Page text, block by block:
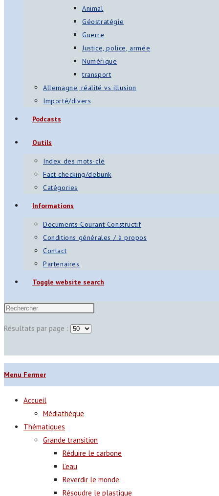
Animal
Géostratégie
Guerre
Justice, police, armée
Numérique
transport
Allemagne, réalité vs illusion
Importé/divers
Podcasts
Outils
Index des mots-clé
Fact checking/debunk
Catégories
Informations
Documents Courant Constructif
Conditions générales / à propos
Contact
Partenaires
Toggle website search
Résultats par page :
Menu Fermer
Accueil
Médiathèque
Thématiques
Grande transition
Réduire le carbone
L’eau
Reverdir le monde
Résoudre le plastique